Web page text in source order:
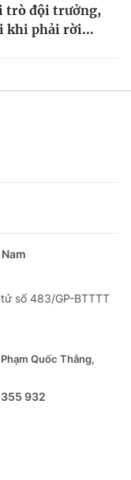
trò đội trưởng,
khi phải rời...
số 483/GP-BTTTT
Quốc Thắng,
932